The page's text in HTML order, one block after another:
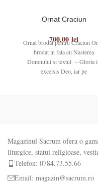
Ornat Craciun
700,00lei
Ornat brodat pentru Craciun
brodat in fata cu Nasterea
Domnului si textul – Gloria
excelsis Deo, iar pe
Magazinul Sacrum ofera o
liturgice, statui religioase,
Telefon: 0784.73.55.66
Email: magazin@sacrum.ro